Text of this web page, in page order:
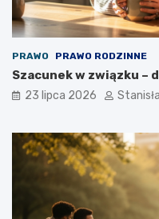
PRAWO PRAWO RODZINNE
Szacunek w związku –
23 lipca 2026